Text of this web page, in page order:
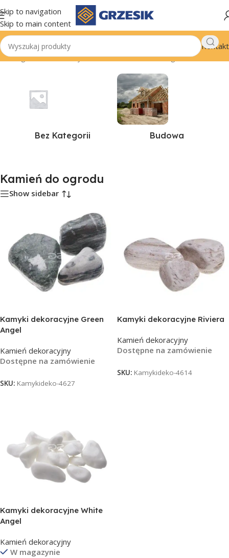
Skip to navigation
Skip to main content
Kontakt
główna/Produkty oznaczone “Kamień do ogrodu”/Strona 2
Bez Kategorii Budowa
Kamień do ogrodu
Show sidebar
Kamyki dekoracyjne Green
Angel
Kamień dekoracyjny
Dostępne na zamówienie
SKU: Kamykideko-4627
Kamyki dekoracyjne Riviera
Kamień dekoracyjny
Dostępne na zamówienie
SKU: Kamykideko-4614
Kamyki dekoracyjne White
Angel
Kamień dekoracyjny
W magazynie